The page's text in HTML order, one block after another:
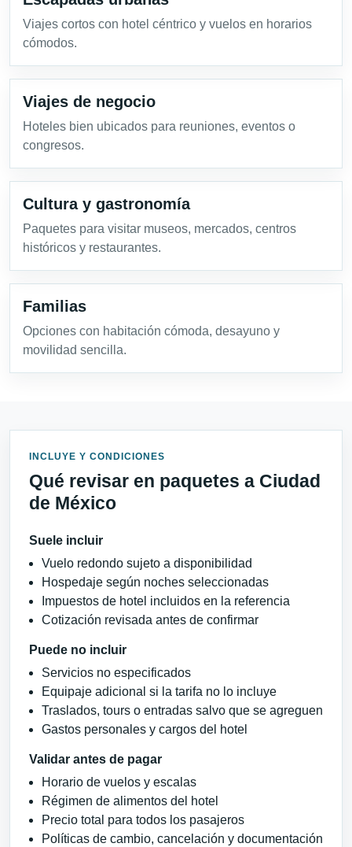
Viajes cortos con hotel céntrico y vuelos en horarios
cómodos.
Viajes de negocio
Hoteles bien ubicados para reuniones, eventos o
congresos.
Cultura y gastronomía
Paquetes para visitar museos, mercados, centros
históricos y restaurantes.
Familias
Opciones con habitación cómoda, desayuno y
movilidad sencilla.
INCLUYE Y CONDICIONES
Qué revisar en paquetes a Ciudad
de México
Suele incluir
Vuelo redondo sujeto a disponibilidad
Hospedaje según noches seleccionadas
Impuestos de hotel incluidos en la referencia
Cotización revisada antes de confirmar
Puede no incluir
Servicios no especificados
Equipaje adicional si la tarifa no lo incluye
Traslados, tours o entradas salvo que se agreguen
Gastos personales y cargos del hotel
Validar antes de pagar
Horario de vuelos y escalas
Régimen de alimentos del hotel
Precio total para todos los pasajeros
Políticas de cambio, cancelación y documentación